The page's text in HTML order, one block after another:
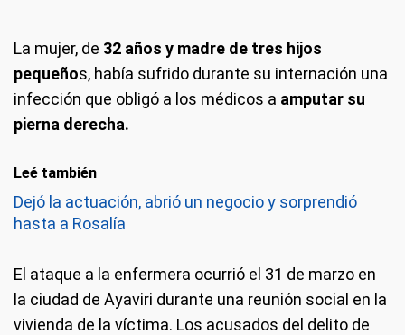
La mujer, de 32 años y madre de tres hijos
pequeños, había sufrido durante su internación una
infección que obligó a los médicos a amputar su
pierna derecha.
Leé también
Dejó la actuación, abrió un negocio y sorprendió
hasta a Rosalía
El ataque a la enfermera ocurrió el 31 de marzo en
la ciudad de Ayaviri durante una reunión social en la
vivienda de la víctima. Los acusados del delito de